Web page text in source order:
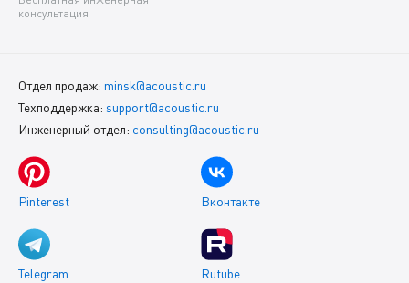
консультация
Отдел продаж: minsk@acoustic.ru
Техподдержка: support@acoustic.ru
Инженерный отдел: consulting@acoustic.ru
Pinterest Вконтакте
Telegram Rutube